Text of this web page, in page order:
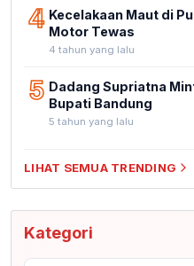
4 Kecelakaan Maut di
Motor Tewas
4 tahun yang lalu
5 Dadang Supriatna
Bupati Bandung
5 tahun yang lalu
LIHAT SEMUA TRENDING
Kategori